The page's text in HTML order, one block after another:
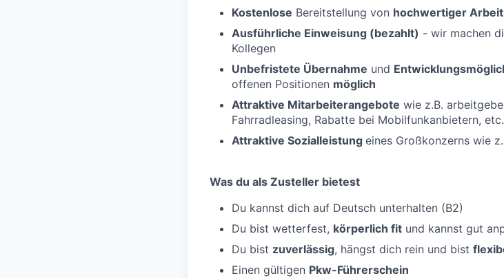
Kostenlose Bereitstellung von hochwertiger
Ausführliche Einweisung (bezahlt) - wir machen
Kollegen
Unbefristete Übernahme und
offenen Positionen möglich
Attraktive Mitarbeiterangebote wie z.B.
Fahrradleasing, Rabatte bei Mobilfunkanbietern, etc.
Attraktive Sozialleistung eines Großkonzerns wie
Was du als Zusteller bietest
Du kannst dich auf Deutsch unterhalten (B2)
Du bist wetterfest, körperlich fit und kannst gut
Du bist zuverlässig, hängst dich rein und bist
Einen gültigen Pkw-Führerschein